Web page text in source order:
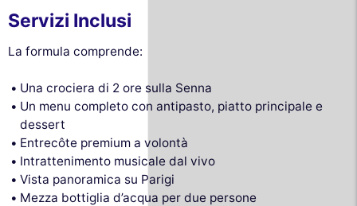
Servizi Inclusi
La formula comprende:
Una crociera di 2 ore sulla Senna
Un menu completo con antipasto, piatto principale e
dessert
Entrecôte premium a volontà
Intrattenimento musicale dal vivo
Vista panoramica su Parigi
Mezza bottiglia d’acqua per due persone